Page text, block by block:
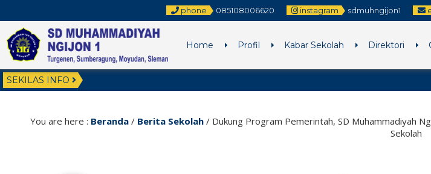
phone 085108006620 instagram sdmuhngijon1
Home Profil Kabar Sekolah Direktori
SEKILAS INFO
You are here : Beranda/ Berita Sekolah/ Dukung Program Pemerintah, SD Muhammadiyah
Sekolah